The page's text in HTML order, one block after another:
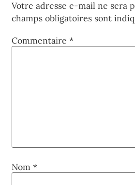
Votre adresse e-mail ne sera
champs obligatoires sont
Commentaire *
Nom *